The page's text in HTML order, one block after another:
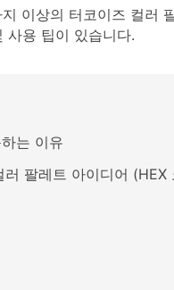
이상의 터코이즈 컬러
사용 팁이 있습니다.
는 이유
팔레트 아이디어 (HEX